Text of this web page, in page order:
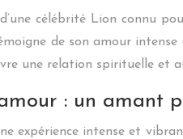
d’une célébrité Lion connu
de son amour
une relation spirituelle et
: un amant
expérience intense et